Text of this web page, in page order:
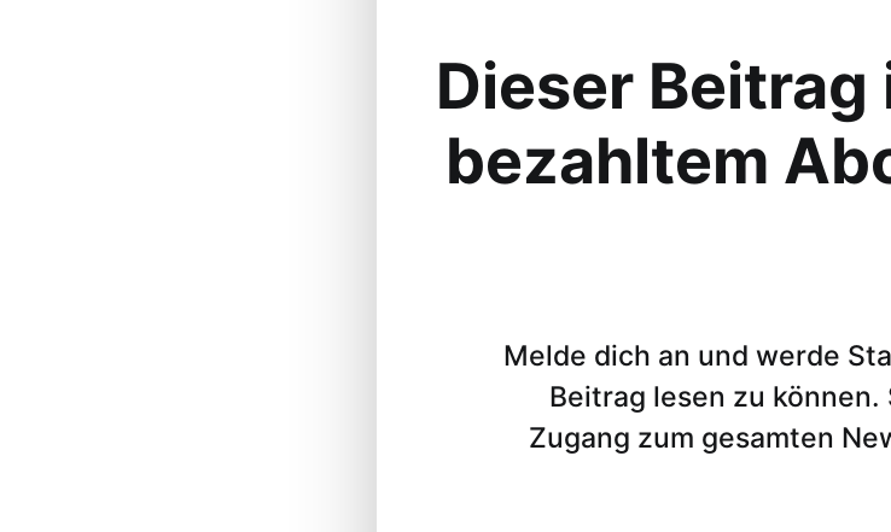
Dieser
bezahltem
Melde dich an und werde
Beitrag lesen zu können.
Zugang zum gesamten